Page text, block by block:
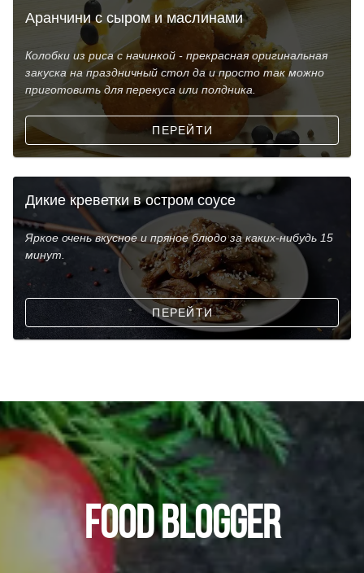
Аранчини с сыром и маслинами
Колобки из риса с начинкой - прекрасная оригинальная
закуска на праздничный стол да и просто так можно
приготовить для перекуса или полдника.
ПЕРЕЙТИ
Дикие креветки в остром соусе
Яркое очень вкусное и пряное блюдо за каких-нибудь 15
минут.
ПЕРЕЙТИ
FOOD BLOGGER